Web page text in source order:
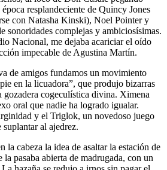
resplandeciente de Quincy Jones
con Natasha Kinski), Noel Pointer y
sonoridades complejas y ambiciosísimas.
Nacional, me dejaba acariciar el oído
impecable de Agustina Martín.
de amigos fundamos un movimiento
en la licuadora”, que produjo bizarras
gozadera cogeculística divina. Ximena
oral que nadie ha logrado igualar.
y el Triglok, un novedoso juego
suplantar al ajedrez.
la cabeza la idea de asaltar la estación de
la pasaba abierta de madrugada, con un